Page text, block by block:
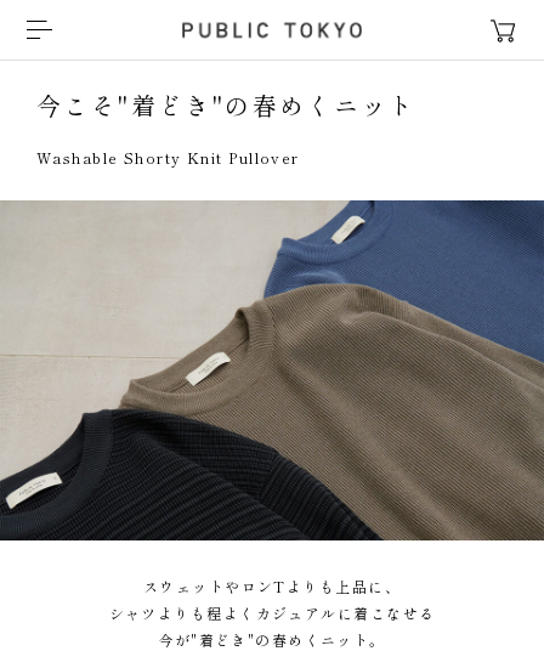
今こそ"着どき"の春めくニット
Washable Shorty Knit Pullover
スウェットやロンTよりも上品に、
シャツよりも程よくカジュアルに着こなせる
今が"着どき"の春めくニット。